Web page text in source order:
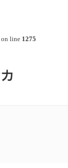
on line 1275